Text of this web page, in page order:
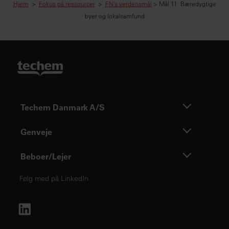
Hjem > Fokus på ressourcer> FN’s verdensmål > Mål 11: Bæredygtige
byer og lokalsamfund
Techem Danmark A/S
Genveje
Beboer/Lejer
Følg med på LinkedIn